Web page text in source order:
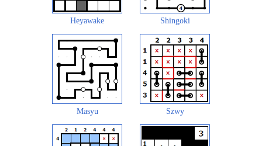
Heyawake Shingoki
Masyu Szwy